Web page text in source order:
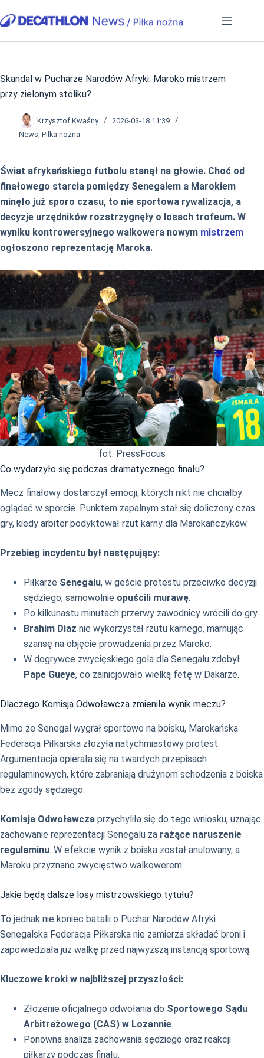
do
Skandal w Pucharze Narodów Afryki: Maroko mistrzem
przy zielonym stoliku?
Krzysztof Kwaśny
2026-03-18 11:39
News, Piłka nożna
Świat afrykańskiego futbolu stanął na głowie. Choć od
finałowego starcia pomiędzy Senegalem a Marokiem
minęło już sporo czasu, to nie sportowa rywalizacja, a
decyzje urzędników rozstrzygnęły o losach trofeum. W
wyniku kontrowersyjnego walkowera nowym mistrzem
ogłoszono reprezentację Maroka.
fot. PressFocus
Co wydarzyło się podczas dramatycznego finału?
Mecz finałowy dostarczył emocji, których nikt nie chciałby
oglądać w sporcie. Punktem zapalnym stał się doliczony czas
gry, kiedy arbiter podyktował rzut karny dla Marokańczyków.
Przebieg incydentu był następujący:
Piłkarze Senegalu, w geście protestu przeciwko decyzji
sędziego, samowolnie opuścili murawę.
Po kilkunastu minutach przerwy zawodnicy wrócili do gry.
Brahim Diaz nie wykorzystał rzutu karnego, marnując
szansę na objęcie prowadzenia przez Maroko.
W dogrywce zwycięskiego gola dla Senegalu zdobył
Pape Gueye, co zainicjowało wielką fetę w Dakarze.
Dlaczego Komisja Odwoławcza zmieniła wynik meczu?
Mimo że Senegal wygrał sportowo na boisku, Marokańska
Federacja Piłkarska złożyła natychmiastowy protest.
Argumentacja opierała się na twardych przepisach
regulaminowych, które zabraniają drużynom schodzenia z boiska
bez zgody sędziego.
Komisja Odwoławcza przychyliła się do tego wniosku, uznając
zachowanie reprezentacji Senegalu za rażące naruszenie
regulaminu. W efekcie wynik z boiska został anulowany, a
Maroku przyznano zwycięstwo walkowerem.
Jakie będą dalsze losy mistrzowskiego tytułu?
To jednak nie koniec batalii o Puchar Narodów Afryki.
Senegalska Federacja Piłkarska nie zamierza składać broni i
zapowiedziała już walkę przed najwyższą instancją sportową.
Kluczowe kroki w najbliższej przyszłości:
Złożenie oficjalnego odwołania do Sportowego Sądu
Arbitrażowego (CAS) w Lozannie.
Ponowna analiza zachowania sędziego oraz reakcji
piłkarzy podczas finału.